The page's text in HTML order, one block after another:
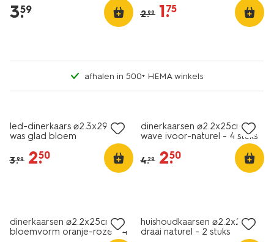
3.
59 2.99 1.
75
afhalen in 500+ HEMA winkels
led-dinerkaars ⌀2.3x29cm
was glad bloem
3.99 2.
50
vegan
dinerkaarsen ⌀2.2x25cm
wave ivoor-naturel - 4 stuks
4.29 2.
50
dinerkaarsen ⌀2.2x25cm
bloemvorm oranje-roze - 4
huishoudkaarsen ⌀2.2x20cm
draai naturel - 2 stuks